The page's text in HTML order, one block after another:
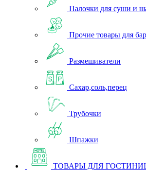
Палочки для суши и
Прочие товары для
Размешиватели
Сахар,соль,перец
Трубочки
Шпажки
ТОВАРЫ ДЛЯ